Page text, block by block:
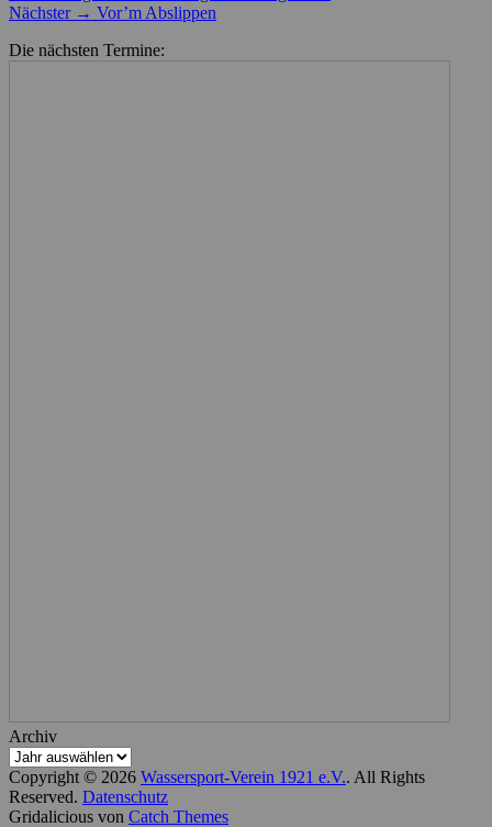
Beitrag:
Nächster → Nächster
Vor’m Abslippen
Die nächsten Termine:
Archiv
Copyright © 2026 Wassersport-Verein 1921 e.V.. All Rights
Reserved. Datenschutz
Gridalicious von Catch Themes